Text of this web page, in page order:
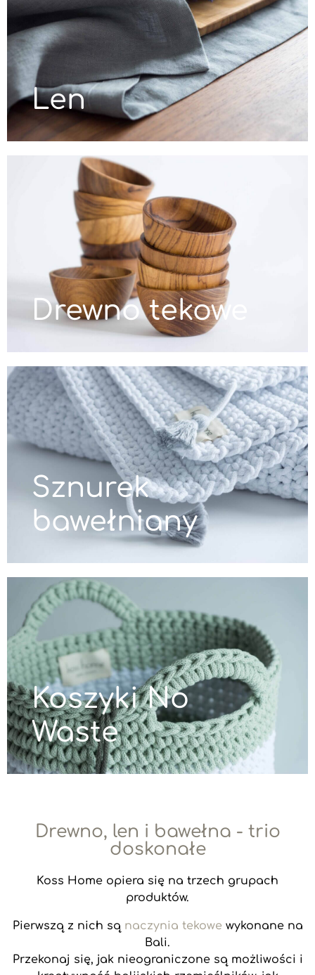
Len
Drewno tekowe
Sznurek
bawełniany
Koszyki No
Waste
Drewno, len i bawełna - trio
doskonałe
Koss Home opiera się na trzech grupach
produktów.
Pierwszą z nich są naczynia tekowe wykonane na
Bali.
Przekonaj się, jak nieograniczone są możliwości i